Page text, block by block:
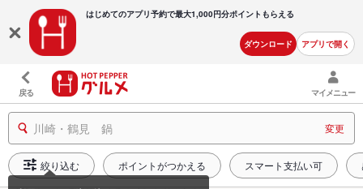
はじめてのアプリ予約で最大1,000円分ポイントもらえる
ダウンロード アプリで開く
戻る マイメニュー
川崎・鶴見 鍋 変更
絞り込む ポイントがつかえる スマート支払い可